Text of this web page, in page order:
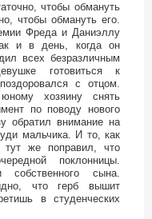
чтобы обмануть
чтобы обмануть его.
Фреда и Даниэллу
и в день, когда он
всех безразличным
готовиться к
с отцом.
хозяину снять
по поводу нового
обратил внимание на
мальчика. И то, как
тут же поправил, что
поклонницы.
сына.
что герб вышит
в студенческих